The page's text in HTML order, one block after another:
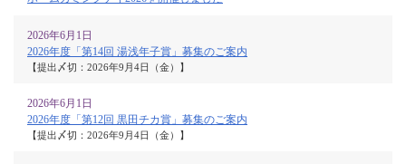
2026年6月1日
2026年度「第14回 湯浅年子賞」募集のご案内
【提出〆切：2026年9月4日（金）】
2026年6月1日
2026年度「第12回 黒田チカ賞」募集のご案内
【提出〆切：2026年9月4日（金）】